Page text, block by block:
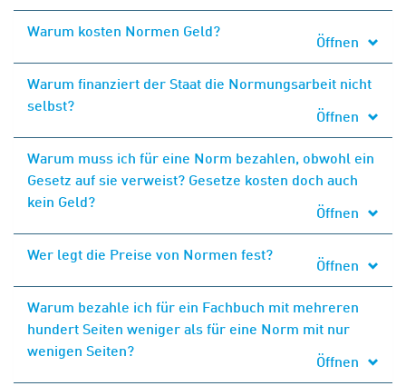
Warum kosten Normen Geld?
Öffnen
Warum finanziert der Staat die Normungsarbeit nicht
selbst?
Öffnen
Warum muss ich für eine Norm bezahlen, obwohl ein
Gesetz auf sie verweist? Gesetze kosten doch auch
kein Geld?
Öffnen
Wer legt die Preise von Normen fest?
Öffnen
Warum bezahle ich für ein Fachbuch mit mehreren
hundert Seiten weniger als für eine Norm mit nur
wenigen Seiten?
Öffnen